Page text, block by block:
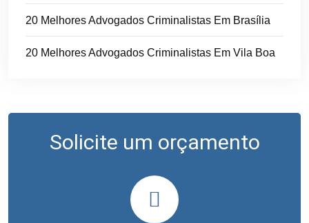
20 Melhores Advogados Criminalistas Em Brasília
20 Melhores Advogados Criminalistas Em Vila Boa
Solicite um orçamento